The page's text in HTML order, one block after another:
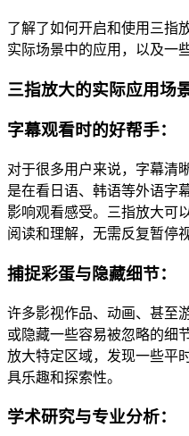
了解了如何开启和使用三指
实际场景中的应用，以及一
三指放大的实际应用场
字幕观看时的好帮手：
对于很多用户来说，字幕清
是在看日语、韩语等外语字
影响观看感受。三指放大可
阅读和理解，无需反复暂停视
捕捉彩蛋与隐藏细节：
许多影视作品、动画、甚至
或隐藏一些容易被忽略的细
放大特定区域，发现一些平
具乐趣和探索性。
学术研究与专业分析：